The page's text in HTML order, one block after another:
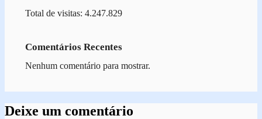
Total de visitas: 4.247.829
Comentários Recentes
Nenhum comentário para mostrar.
Deixe um comentário